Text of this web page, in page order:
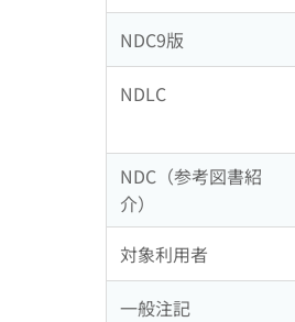
NDC9版
NDLC
NDC（参考図書紹
介）
対象利用者
一般注記